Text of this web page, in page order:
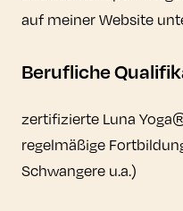
auf meiner Website
Berufliche
zertifizierte Luna
regelmäßige
Schwangere u.a.)